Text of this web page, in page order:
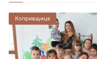
Копривщица